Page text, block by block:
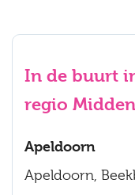
In de buurt
regio
Apeldoorn
Apeldoorn,